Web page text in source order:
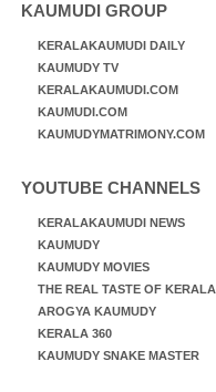
KAUMUDI GROUP
KERALAKAUMUDI DAILY
KAUMUDY TV
KERALAKAUMUDI.COM
KAUMUDI.COM
KAUMUDYMATRIMONY.COM
YOUTUBE CHANNELS
KERALAKAUMUDI NEWS
KAUMUDY
KAUMUDY MOVIES
THE REAL TASTE OF KERALA
AROGYA KAUMUDY
KERALA 360
KAUMUDY SNAKE MASTER